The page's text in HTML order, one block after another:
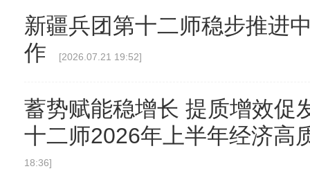
新疆兵团第十二师稳步推进
作
[2026.07.21 19:52]
蓄势赋能稳增长 提质增效
十二师2026年上半年经济高
18:36]